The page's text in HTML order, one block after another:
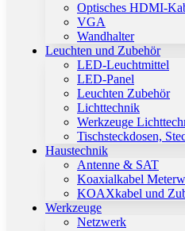
Optisches HDMI-
VGA
Wandhalter
Leuchten und Zubehör
LED-Leuchtmittel
LED-Panel
Leuchten Zubehör
Lichttechnik
Werkzeuge
Tischsteckdosen,
Haustechnik
Antenne & SAT
Koaxialkabel
KOAXkabel und
Werkzeuge
Netzwerk